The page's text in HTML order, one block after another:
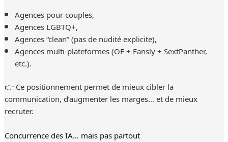
Agences pour couples,
Agences LGBTQ+,
Agences “clean” (pas de nudité explicite),
Agences multi-plateformes (OF + Fansly + SextPanther,
etc.).
👉 Ce positionnement permet de mieux cibler la
communication, d’augmenter les marges… et de mieux
recruter.
Concurrence des IA… mais pas partout